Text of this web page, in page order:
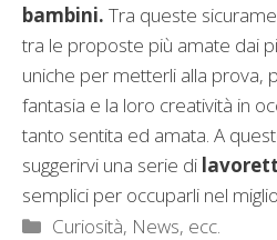
bambini. Tra queste
tra le proposte più amate dai
uniche per metterli alla prova,
fantasia e la loro creatività in
tanto sentita ed amata. A
suggerirvi una serie di
semplici per occuparli nel
Categorie
Curiosità, News, ecc.